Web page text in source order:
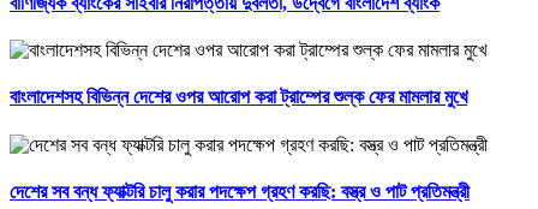
বাংলাদেশসহ বিভিন্ন দেশের ওপর আরোপ করা ট্রাম্পের শুল্ক ফের মামলার মুখে
দেশের সব বন্ধ ফ্যাক্টরি চালু করার পদক্ষেপ গ্রহণ করছি: বস্ত্র ও পাট প্রতিমন্ত্রী